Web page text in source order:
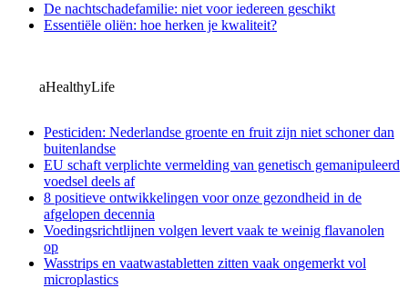
De nachtschadefamilie: niet voor iedereen geschikt
Essentiële oliën: hoe herken je kwaliteit?
aHealthyLife
Pesticiden: Nederlandse groente en fruit zijn niet schoner dan
buitenlandse
EU schaft verplichte vermelding van genetisch gemanipuleerd
voedsel deels af
8 positieve ontwikkelingen voor onze gezondheid in de
afgelopen decennia
Voedingsrichtlijnen volgen levert vaak te weinig flavanolen
op
Wasstrips en vaatwastabletten zitten vaak ongemerkt vol
microplastics